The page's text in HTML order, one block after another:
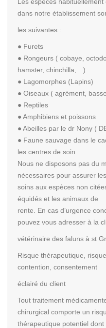
dans notre établissement
les suivantes :
● Furets
● Rongeurs ( cobaye,
hamster, chinchilla,…)
● Lagomorphes (Lapins)
● Oiseaux ( agrément,
● Reptiles
● Amphibiens et poissons
● Abeilles par le dr Nony (
● Faune sauvage dans le
les centres de soin
Nous ne disposons pas du
nécessaires pour assurer les
soins aux espèces non
équidés et les animaux de
rente. En cas d’urgence
pouvez vous adresser à la
vétérinaire des faluns à st
Risque thérapeutique,
contention, consentement
éclairé du client
Tout traitement
chirurgical comporte un
thérapeutique potentiel